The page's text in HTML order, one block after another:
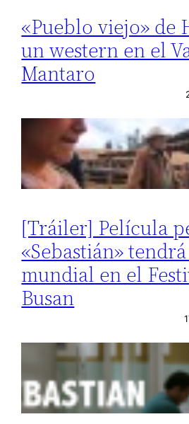
«Pueblo viejo» de
un western en el
Mantaro
[Tráiler] Película
«Sebastián»
mundial en el
Busan